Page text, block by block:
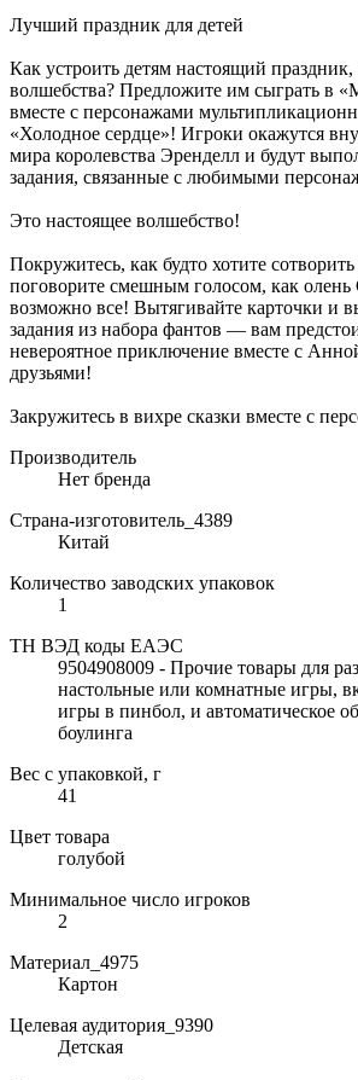
Лучший праздник для детей
Как устроить детям настоящий
волшебства? Предложите им сыграть в
вместе с персонажами
«Холодное сердце»! Игроки окажутся
мира королевства Эренделл и будут
задания, связанные с любимыми
Это настоящее волшебство!
Покружитесь, как будто хотите
поговорите смешным голосом, как
возможно все! Вытягивайте карточки и
задания из набора фантов — вам
невероятное приключение вместе с
друзьями!
Закружитесь в вихре сказки вместе с
Производитель
Нет бренда
Страна-изготовитель_4389
Китай
Количество заводских упаковок
1
ТН ВЭД коды ЕАЭС
9504908009 - Прочие товары для
настольные или комнатные игры,
игры в пинбол, и автоматическое
боулинга
Вес с упаковкой, г
41
Цвет товара
голубой
Минимальное число игроков
2
Материал_4975
Картон
Целевая аудитория_9390
Детская